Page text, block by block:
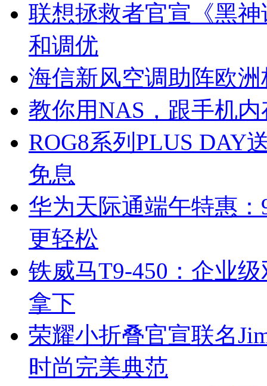
联想拯救者官宣《黑
和调优
海信新风空调助阵欧
教你用NAS，跟手机内
ROG8系列PLUS DAY
免息
华为天际通端午特惠
更轻松
铁威马T9-450：企业
拿下
荣耀小折叠官宣联名
时尚完美典范